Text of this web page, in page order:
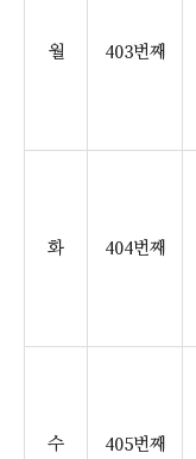
월 403번째
화 404번째
수 405번째